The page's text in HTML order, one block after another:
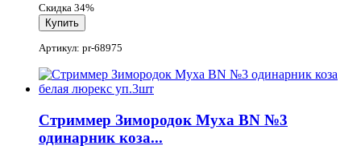
Скидка 34%
Артикул: pr-68975
Стриммер Зимородок Муха BN №3
одинарник коза...